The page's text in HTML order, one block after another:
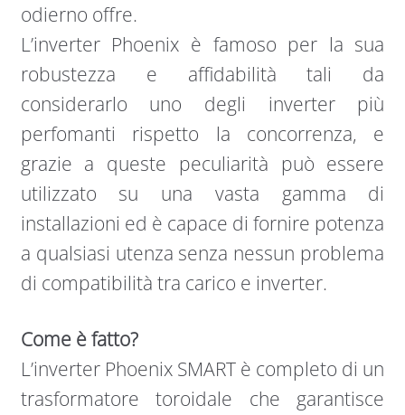
odierno offre.
L’inverter Phoenix è famoso per la sua
robustezza e affidabilità tali da
considerarlo uno degli inverter più
perfomanti rispetto la concorrenza, e
grazie a queste peculiarità può essere
utilizzato su una vasta gamma di
installazioni ed è capace di fornire potenza
a qualsiasi utenza senza nessun problema
di compatibilità tra carico e inverter.
Come è fatto?
L’inverter Phoenix SMART è completo di un
trasformatore toroidale che garantisce